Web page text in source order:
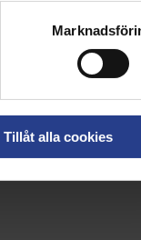
Tillåt alla cookies